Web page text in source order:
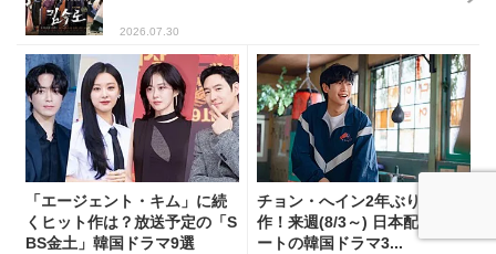
2026.07.30
「エージェント・キム」に続
くヒット作は？放送予定の「S
BS金土」韓国ドラマ9選
チョン・へイン2年ぶりの主演
作！来週(8/3～) 日本配信スタ
ートの韓国ドラマ3...